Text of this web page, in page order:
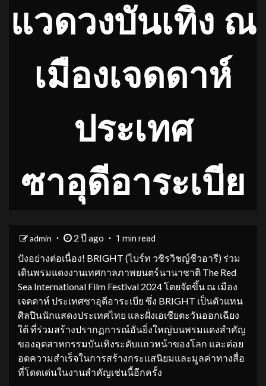
แวดวงบันเทิง ณ
เมืองเจดดาห์
ประเทศ
ซาอุดีอาระเบีย
admin 2 ปี ago 1 min read
ปังอย่างต่อเนื่อง! BRIGHT (ไบร์ท วชิรวิชญ์ชีวอารี) ร่วม
เดินพรมแดงงานเทศกาลภาพยนตร์นานาชาติ The Red
Sea International Film Festival 2024 โดยจัดขึ้น ณ เมือง
เจดดาห์ ประเทศซาอุดีอาระเบีย ซึ่ง BRIGHT เป็นตัวแทน
ศิลปินนักแสดงประเทศไทย และฝั่งเอเชียตะวันออกเฉียง
ใต้ ที่ร่วมสร้างปรากฏการณ์อันยิ่งใหญ่บนพรมแดงสำคัญ
ของอุตสาหกรรมบันเทิงระดับแถวหน้าของโลก และต่อย
อดความสำเร็จในการสร้างกระแสนิยมและมูลค่าทางสื่อ
ที่โดดเด่นในงานสำคัญเช่นนี้อีกครั้ง